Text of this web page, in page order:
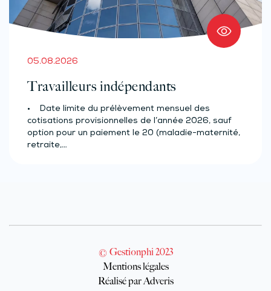
05.08.2026
Travailleurs indépendants
• Date limite du prélèvement mensuel des
cotisations provisionnelles de l’année 2026, sauf
option pour un paiement le 20 (maladie-maternité,
retraite,…
© Gestionphi 2023
Mentions légales
Réalisé par Adveris